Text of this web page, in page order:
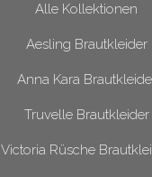
Alle Kollektionen
Aesling Brautkleider
Anna Kara
Truvelle Brautkleider
Victoria Rüsche